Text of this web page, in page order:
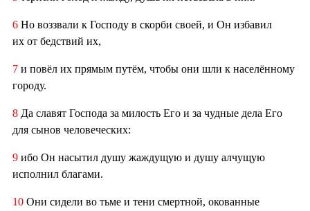
6 Но воззвали к Господу в скорби своей, и Он избавил
их от бедствий их,
7 и повёл их прямым путём, чтобы они шли к населённому
городу.
8 Да славят Господа за милость Его и за чудные дела Его
для сынов человеческих:
9 ибо Он насытил душу жаждущую и душу алчущую
исполнил благами.
10 Они сидели во тьме и тени смертной, окованные